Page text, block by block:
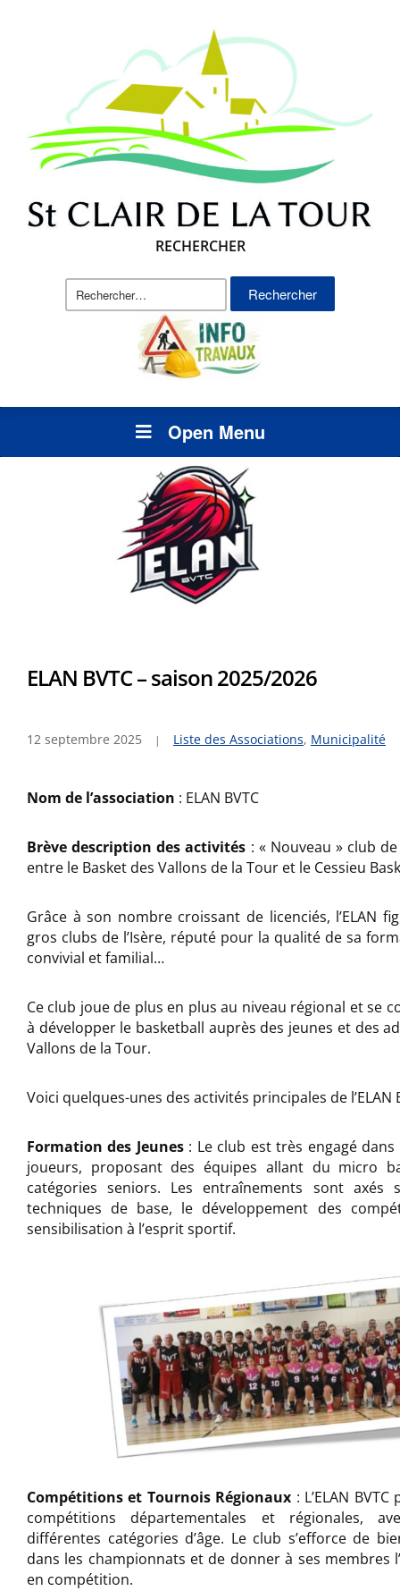
RECHERCHER
Rechercher :
Open Menu
ELAN BVTC – saison 2025/2026
12 septembre 2025 Liste des Associations, Municipalité
Nom de l’association : ELAN BVTC
Brève description des activités : « Nouveau » club
entre le Basket des Vallons de la Tour et le Cessieu
Grâce à son nombre croissant de licenciés, l’ELAN
gros clubs de l’Isère, réputé pour la qualité de sa
convivial et familial…
Ce club joue de plus en plus au niveau régional et se
à développer le basketball auprès des jeunes et des
Vallons de la Tour.
Voici quelques-unes des activités principales de l’ELAN
Formation des Jeunes: Le club est très engagé
joueurs, proposant des équipes allant du micro
catégories seniors. Les entraînements sont axés
techniques de base, le développement des
sensibilisation à l’esprit sportif.
Compétitions et Tournois Régionaux : L’ELAN
compétitions départementales et régionales,
différentes catégories d’âge. Le club s’efforce de
dans les championnats et de donner à ses membres
en compétition.